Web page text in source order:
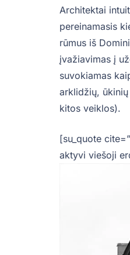
Architektai
pereinamasis
rūmus iš
įvažiavimas į
suvokiamas
arklidžių,
kitos veiklos).
[su_quote
aktyvi viešoji